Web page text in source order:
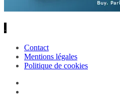
.
Contact
Mentions légales
Politique de cookies